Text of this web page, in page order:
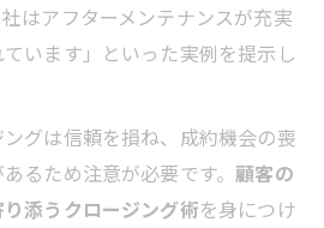
はアフターメンテナンスが充実
います」といった実例を提示し
グは信頼を損ね、成約機会の喪
るため注意が必要です。 顧客の
添うクロージング術を身につけ